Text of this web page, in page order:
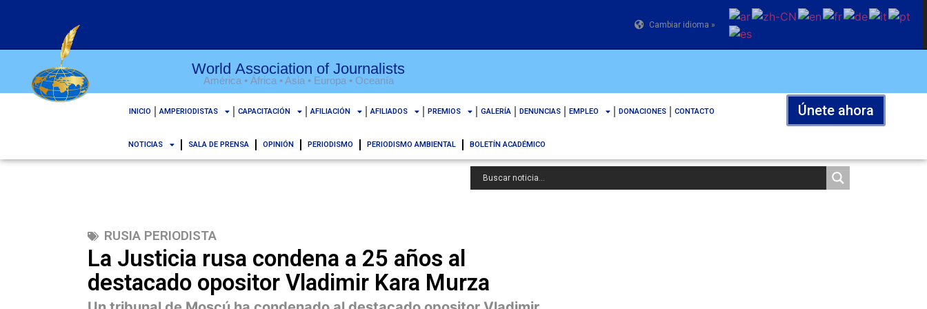
Cambiar idioma »
World Association of Journalists
América • África • Asia • Europa • Oceanía
INICIO AMPERIODISTAS CAPACITACIÓN AFILIACIÓN AFILIADOS PREMIOS GALERÍA DENUNCIAS EMPLEO DONACIONES CONTACTO Únete ahora
NOTICIAS SALA DE PRENSA OPINIÓN PERIODISMO PERIODISMO AMBIENTAL BOLETÍN ACADÉMICO
RUSIA PERIODISTA
La Justicia rusa condena a 25 años al
destacado opositor Vladimir Kara Murza